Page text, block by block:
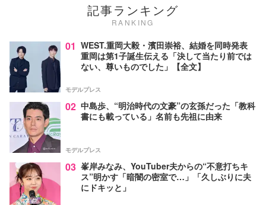
記事ランキング
RANKING
01 WEST.重岡大毅・濱田崇裕、結婚を同時発表
重岡は第1子誕生伝える「決して当たり前では
ない、尊いものでした」【全文】
モデルプレス
02 中島歩、“明治時代の文豪”の玄孫だった「教科
書にも載っている」名前も先祖に由来
モデルプレス
03 峯岸みなみ、YouTuber夫からの“不意打ちキ
ス”明かす「暗闇の密室で…」「久しぶりに夫
にドキッと」